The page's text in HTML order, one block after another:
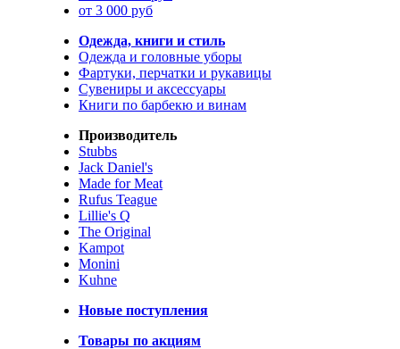
от 3 000 руб
Одежда, книги и стиль
Одежда и головные уборы
Фартуки, перчатки и рукавицы
Сувениры и аксессуары
Книги по барбекю и винам
Производитель
Stubbs
Jack Daniel's
Made for Meat
Rufus Teague
Lillie's Q
The Original
Kampot
Monini
Kuhne
Новые поступления
Товары по акциям